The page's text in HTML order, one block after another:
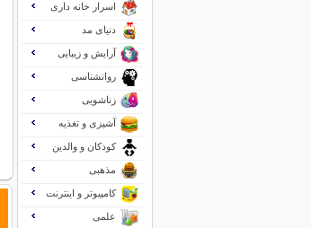
اسرار خانه داری
دنیای مد
آرایش و زیبایی
روانشناسی
زناشویی
آشپزی و تغذیه
کودکان و والدین
مذهبی
کامپیوتر و اینترنت
علمی